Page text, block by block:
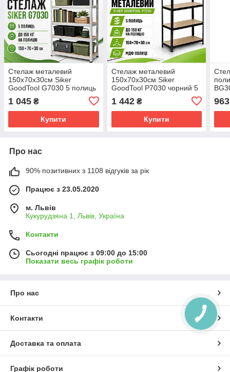
Стелаж металевий
150х70х30см Siker
GoodTool G7030 5 полиць
1 045 ₴
Купити
Стелаж металевий
150х70х30см Siker
GoodTool P7030 чорний 5
1 442₴
Купити
963
Про нас
90% позитивних з 1108 відгуків за рік
Працює з 23.05.2020
м. Львів
Кукурудзяна 1, Львів, Україна
Контакти
Сьогодні працює з 09:00 до 15:00
Показати весь графік роботи
Про нас
Контакти
Доставка та оплата
Графік роботи